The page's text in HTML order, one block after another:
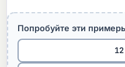
Попробуйте эти